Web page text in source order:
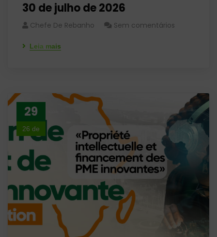
30 de julho de 2026
Chefe De Rebanho Sem comentários
Leia mais
29
26 de
julho